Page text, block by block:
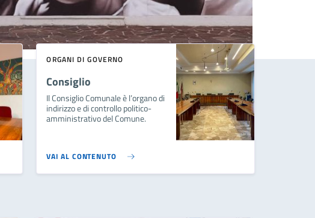
ORGANI DI GOVERNO
Consiglio
Il Consiglio Comunale è l’organo di
indirizzo e di controllo politico-
amministrativo del Comune.
VAI AL CONTENUTO